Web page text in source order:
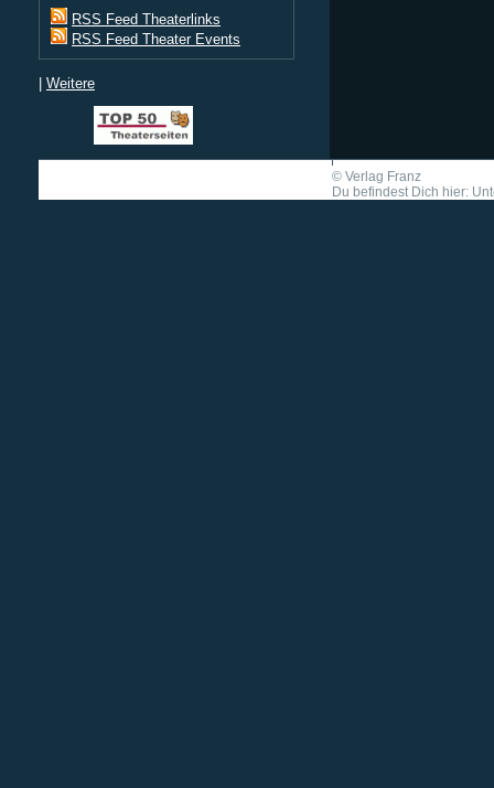
RSS Feed Theaterlinks
RSS Feed Theater Events
| Weitere
© Verlag Franz
Du befindest Dich hier: